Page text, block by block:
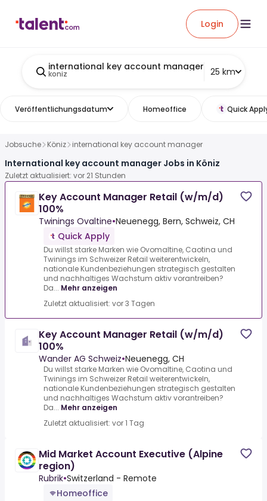
Login
international key account manager
koniz 25 km
Veröffentlichungsdatum Homeoffice Quick
Jobsuche Köniz international key account manager
International key account manager Jobs in Köniz
Zuletzt aktualisiert: vor 21 Stunden
Key Account Manager Retail (w/m/d)
100%
Twinings Ovaltine•Neuenegg, Bern, Schweiz, CH
Quick Apply
Du willst starke Marken wie Ovomaltine, Caotina und
Twinings im Schweizer Retail weiterentwickeln,
nationale Kundenbeziehungen strategisch gestalten
und nachhaltiges Wachstum aktiv vorantreiben?
Da... Mehr anzeigen
Zuletzt aktualisiert: vor 3 Tagen
Key Account Manager Retail (w/m/d)
100%
Wander AG Schweiz•Neuenegg, CH
Du willst starke Marken wie Ovomaltine, Caotina und
Twinings im Schweizer Retail weiterentwickeln,
nationale Kundenbeziehungen strategisch gestalten
und nachhaltiges Wachstum aktiv vorantreiben?
Da... Mehr anzeigen
Zuletzt aktualisiert: vor 1 Tag
Mid Market Account Executive (Alpine
region)
Rubrik•Switzerland - Remote
Homeoffice